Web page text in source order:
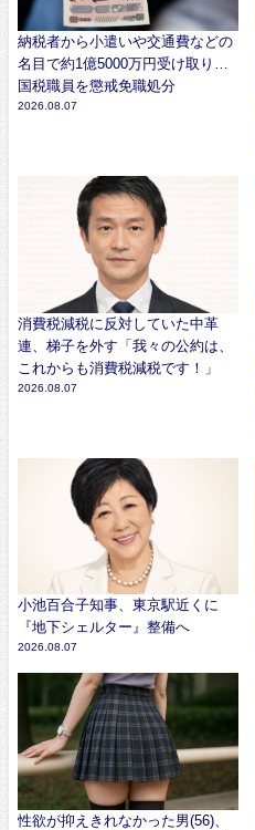
納税者から小遣いや交通費などの
名目で約1億5000万円受け取り…
国税職員を懲戒免職処分
2026.08.07
消費税減税に反対していた中革
連、梯子を外す「我々の公約は、
これからも消費税減税です！」
2026.08.07
小池百合子知事、東京駅近くに
『地下シェルター』整備へ
2026.08.07
性欲が抑えきれなかった男(56)、